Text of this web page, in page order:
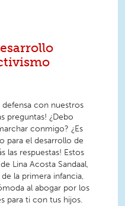
defensa con nuestros
preguntas! ¿Debo
conmigo? ¿Es
para el desarrollo de
las respuestas! Estos
Lina Acosta Sandaal,
la primera infancia,
al abogar por los
para ti con tus hijos.